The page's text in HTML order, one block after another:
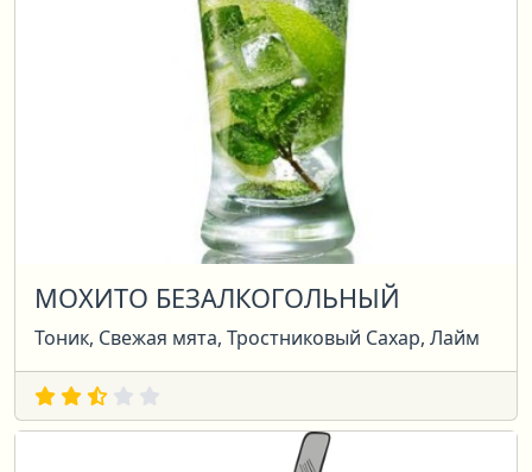
МОХИТО БЕЗАЛКОГОЛЬНЫЙ
Тоник, Свежая мята, Тростниковый Сахар, Лайм